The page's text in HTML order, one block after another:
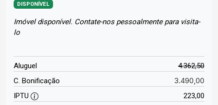
DISPONÍVEL
Imóvel disponível. Contate-nos pessoalmente para visita-
lo
Aluguel
4.362,50
C. Bonificação
3.490,00
IPTU
223,00